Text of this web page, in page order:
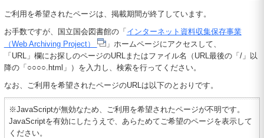
ご利用を希望されたページは、掲載期間が終了しています。
お手数ですが、国立国会図書館の「 インターネット資料収集保存事業
（Web Archiving Project）
」ホームページにアクセスして、
「URL」欄にお探しのページのURLまたはファイル名（URL最後の「/」以
降の「○○○○.html」）を入力し、検索を行ってください。
なお、ご利用を希望されたページのURLは以下のとおりです。
※JavaScriptが無効なため、ご利用を希望されたページが不明です。
JavaScriptを有効にしたうえで、あらためてご希望のページを表示して
ください。